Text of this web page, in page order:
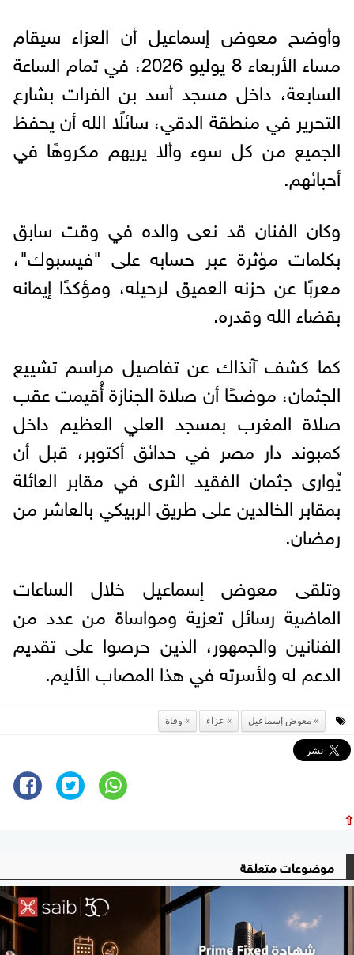
وأوضح معوض إسماعيل أن العزاء سيقام
مساء الأربعاء 8 يوليو 2026، في تمام الساعة
السابعة، داخل مسجد أسد بن الفرات بشارع
التحرير في منطقة الدقي، سائلًا الله أن يحفظ
الجميع من كل سوء وألا يريهم مكروهًا في
أحبائهم.
وكان الفنان قد نعى والده في وقت سابق
بكلمات مؤثرة عبر حسابه على "فيسبوك"،
معربًا عن حزنه العميق لرحيله، ومؤكدًا إيمانه
بقضاء الله وقدره.
كما كشف آنذاك عن تفاصيل مراسم تشييع
الجثمان، موضحًا أن صلاة الجنازة أُقيمت عقب
صلاة المغرب بمسجد العلي العظيم داخل
كمبوند دار مصر في حدائق أكتوبر، قبل أن
يُوارى جثمان الفقيد الثرى في مقابر العائلة
بمقابر الخالدين على طريق الربيكي بالعاشر من
رمضان.
وتلقى معوض إسماعيل خلال الساعات
الماضية رسائل تعزية ومواساة من عدد من
الفنانين والجمهور، الذين حرصوا على تقديم
الدعم له ولأسرته في هذا المصاب الأليم.
معوض إسماعيل عزاء وفاة
⇧
موضوعات متعلقة